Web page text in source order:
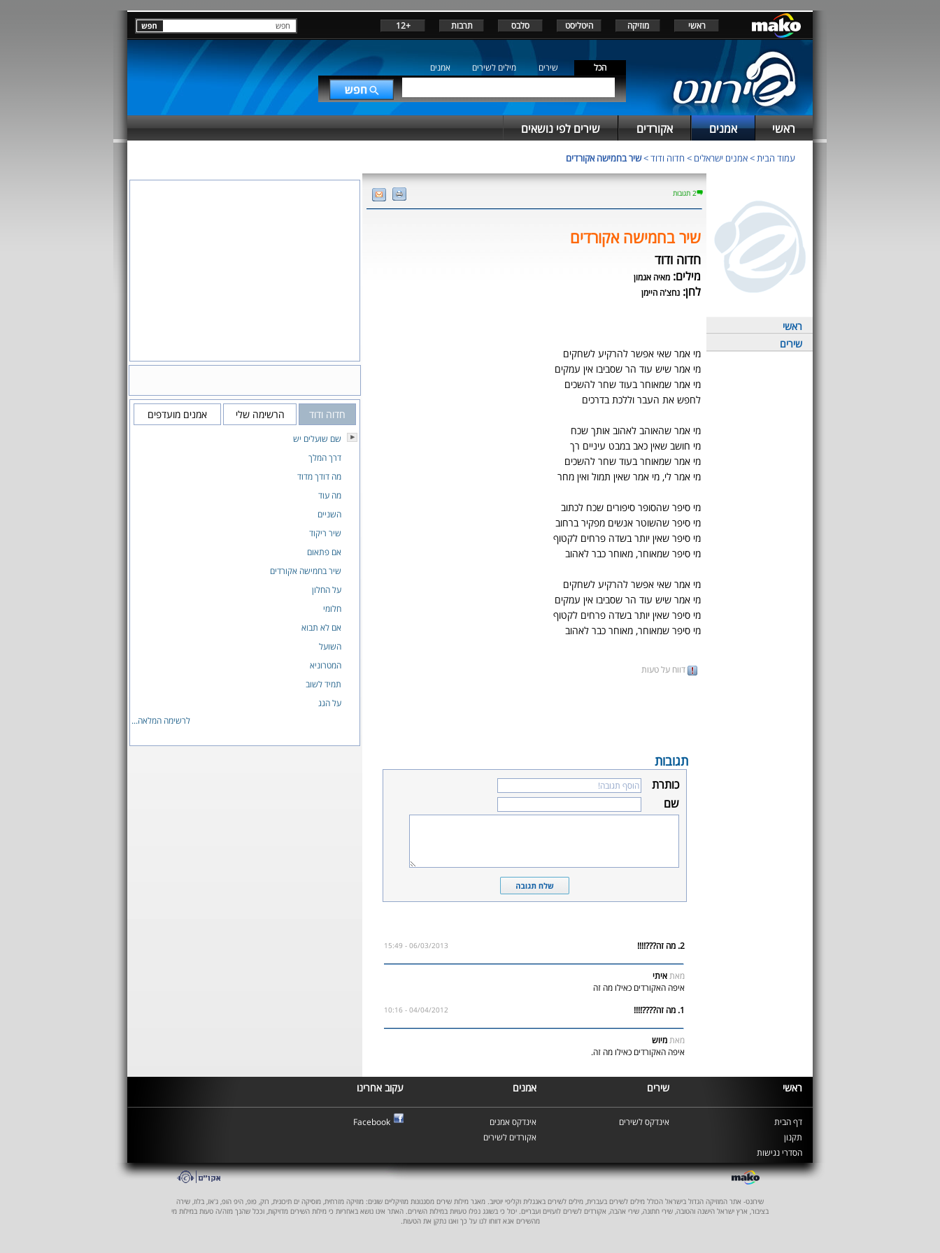
ראשי מוזיקה היטליסט סלבס תרבות +12
הכל שירים מילים לשירים אמנים
ראשי אמנים אקורדים שירים לפי נושאים
עמוד הבית>אמנים ישראלים > חדוה ודוד>שיר בחמישה אקורדים
ראשי
שירים
2 תגובות
שיר בחמישה אקורדים
חדוה ודוד
מילים: מאיה אגמון
לחן: נחצ'ה היימן
מי אמר שאי אפשר להרקיע לשחקים
מי אמר שיש עוד הר שסביבו אין עמקים
מי אמר שמאוחר בעוד שחר להשכים
לחפש את העבר וללכת בדרכים
מי אמר שהאוהב לאהוב אותך שכח
מי חושב שאין כאב במבט עיניים רך
מי אמר שמאוחר בעוד שחר להשכים
מי אמר לי, מי אמר שאין תמול ואין מחר
מי סיפר שהסופר סיפורים שכח לכתוב
מי סיפר שהשוטר אנשים מפקיר ברחוב
מי סיפר שאין יותר בשדה פרחים לקטוף
מי סיפר שמאוחר, מאוחר כבר לאהוב
מי אמר שאי אפשר להרקיע לשחקים
מי אמר שיש עוד הר שסביבו אין עמקים
מי סיפר שאין יותר בשדה פרחים לקטוף
מי סיפר שמאוחר, מאוחר כבר לאהוב
דווח על טעות
תגובות
כותרת
שם
2. מה זה???!!!! 06/03/2013 - 15:49
מאתאיתי
איפה האקורדים כאילו מה זה
1. מה זה????!!!!
04/04/2012 - 10:16
מאתמיוש
איפה האקורדים כאילו מה זה.
חדוה ודוד הרשימה שלי אמנים מועדפים
שם שועלים יש
דרך המלך
מה דודך מדוד
מה עוד
השניים
שיר ריקוד
אם פתאום
שיר בחמישה אקורדים
על החלון
חלומי
אם לא תבוא
השועל
המטרוניא
תמיד לשוב
על הגג
לרשימה המלאה...
ראשי שירים אמנים עקוב אחרינו
דף הבית
תקנון
הסדרי נגישות
אינדקס לשירים
אינדקס אמנים
אקורדים לשירים
Facebook
שירונט- אתר המוזיקה הגדול בישראל הכולל מילים לשירים בעברית, מילים לשירים באנגלית וקליפי יוטיוב. מאגר מילות שירים מסגנונות מוזיקליים שונים: מוזיקה מזרחית, מוסיקה ים תיכונית, רוק, פופ, היפ הופ, ג'אז, בלוז, שירה
בציבור, ארץ ישראל הישנה והטובה, שירי חתונה, שירי אהבה, אקורדים לשירים לועזיים ועבריים. יכול כי בשוגג נפלו טעויות במילות השירים. האתר אינו נושא באחריות כי מילות השירים מדויקות, וככל שהנך מזה/ה טעות במילות מי
מהשירים אנא דווחו לנו על כך ואנו נתקן את הטעות.